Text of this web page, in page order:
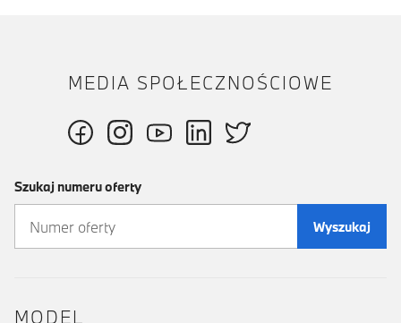
MEDIA SPOŁECZNOŚCIOWE
Szukaj numeru oferty
Wyszukaj
MODEL